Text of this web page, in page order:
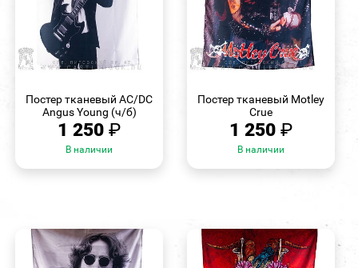
Постер тканевый AC/DC
Angus Young (ч/б)
1 250 ₽
В наличии
Постер тканевый Motley
Crue
1 250 ₽
В наличии